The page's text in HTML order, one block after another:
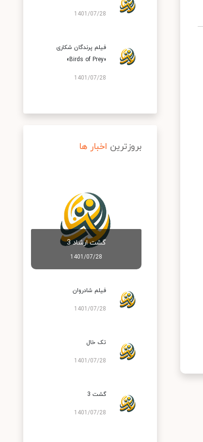
1401/07/28
فیلم پرندگان شکاری
«Birds of Prey»
1401/07/28
بروزترین اخبار ها
گشت ارشاد 3
1401/07/28
فیلم شادروان
1401/07/28
تک خال
1401/07/28
گشت 3
1401/07/28